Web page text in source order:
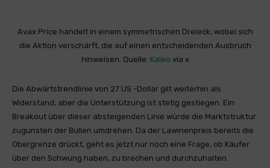
Avax Price handelt in einem symmetrischen Dreieck, wobei sich
die Aktion verschärft, die auf einen entscheidenden Ausbruch
hinweisen. Quelle: Kaleo via x
Die Abwärtstrendlinie von 27 US -Dollar gilt weiterhin als
Widerstand, aber die Unterstützung ist stetig gestiegen. Ein
Breakout über dieser absteigenden Linie würde die Marktstruktur
zugunsten der Bullen umdrehen. Da der Lawinenpreis bereits die
Obergrenze drückt, geht es jetzt nur noch eine Frage, ob Käufer
über den Schwung haben, zu brechen und durchzuhalten.